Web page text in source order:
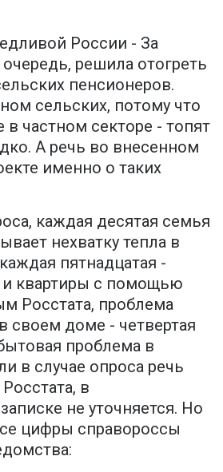
России - За
решила отогреть
пенсионеров.
сельских, потому что
в частном секторе - топят
А речь во внесенном
именно о таких
каждая десятая семья
нехватку тепла в
пятнадцатая -
и квартиры с помощью
Росстата, проблема
своем доме - четвертая
проблема в
в случае опроса речь
в
не уточняется. Но
цифры справороссы